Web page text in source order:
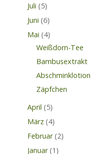
Juli (5)
Juni (6)
Mai (4)
Weißdorn-Tee
Bambusextrakt
Abschminklotion
Zäpfchen
April (5)
März (4)
Februar (2)
Januar (1)